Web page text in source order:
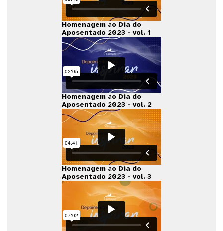
Homenagem ao Dia do
Aposentado 2023 - vol. 1
Homenagem ao Dia do
Aposentado 2023 - vol. 2
Homenagem ao Dia do
Aposentado 2023 - vol. 3